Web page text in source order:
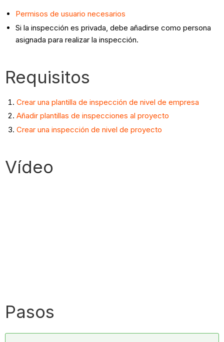
Permisos de usuario necesarios
Si la inspección es privada, debe añadirse como persona
asignada para realizar la inspección.
Requisitos
Crear una plantilla de inspección de nivel de empresa
Añadir plantillas de inspecciones al proyecto
Crear una inspección de nivel de proyecto
Vídeo
Pasos